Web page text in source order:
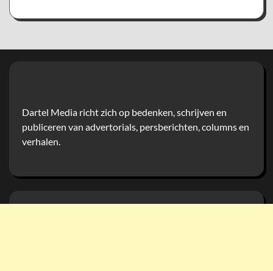
Dartel Media richt zich op bedenken, schrijven en
publiceren van advertorials, persberichten, columns en
verhalen.